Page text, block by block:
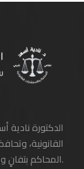
الدكتورة نادية
القانونية،
المحاكم بتفانٍ وتفردها في تحقيق العدالة.